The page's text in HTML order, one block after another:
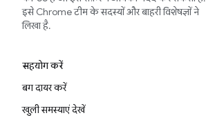
इसे Chrome टीम के सदस्यों और बाहरी विशेषज्ञों ने
लिखा है.
सहयोग करें
बग दायर करें
खुली समस्याएं देखें